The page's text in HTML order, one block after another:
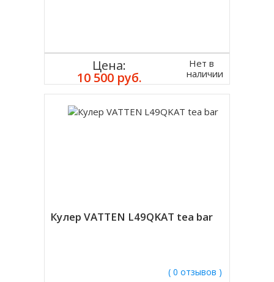
Цена:
10 500 руб.
Нет в
наличии
Кулер VATTEN L49QKAT tea bar
( 0 отзывов )